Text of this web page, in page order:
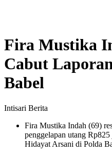
Fira Mustika
Cabut
Babel
Intisari Berita
Fira Mustika Indah (69)
penggelapan utang
Hidayat Arsani di Polda